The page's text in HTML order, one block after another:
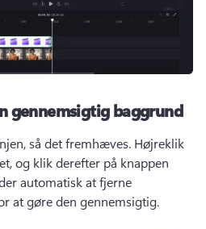
gennemsigtig baggrund
så det fremhæves. Højreklik
og klik derefter på knappen
automatisk at fjerne
at gøre den gennemsigtig.